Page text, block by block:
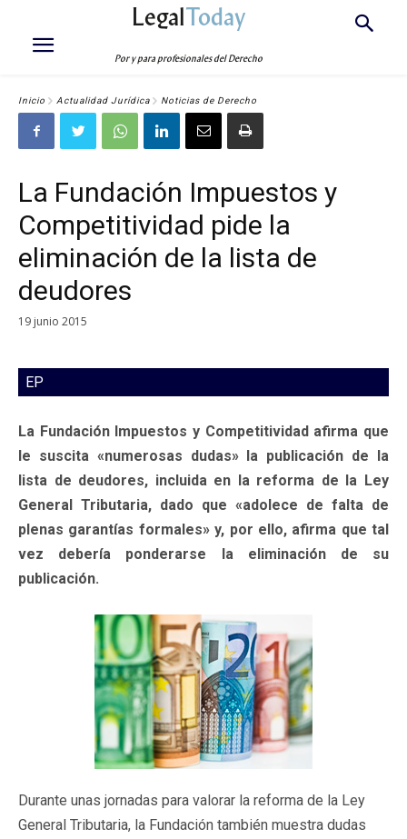
LegalToday
Por y para profesionales del Derecho
Inicio Actualidad Jurídica Noticias de Derecho
La Fundación Impuestos y
Competitividad pide la
eliminación de la lista de
deudores
19 junio 2015
EP
La Fundación Impuestos y Competitividad afirma que
le suscita «numerosas dudas» la publicación de la
lista de deudores, incluida en la reforma de la Ley
General Tributaria, dado que «adolece de falta de
plenas garantías formales» y, por ello, afirma que tal
vez debería ponderarse la eliminación de su
publicación.
Durante unas jornadas para valorar la reforma de la Ley
General Tributaria, la Fundación también muestra dudas